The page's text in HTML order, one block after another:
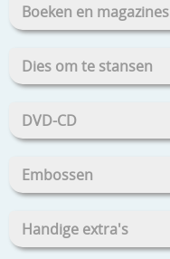
Boeken en magazines
Dies om te stansen
DVD-CD
Embossen
Handige extra's